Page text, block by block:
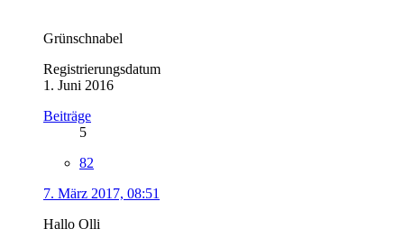
Grünschnabel
Registrierungsdatum
1. Juni 2016
Beiträge
5
82
7. März 2017, 08:51
Hallo Olli